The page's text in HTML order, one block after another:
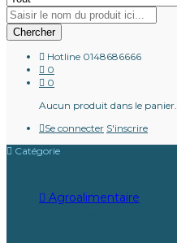
Chercher
Hotline 0148686666
0
0
Aucun produit dans le panier.
Se connecter S'inscrire
Catégorie
Agroalimentaire